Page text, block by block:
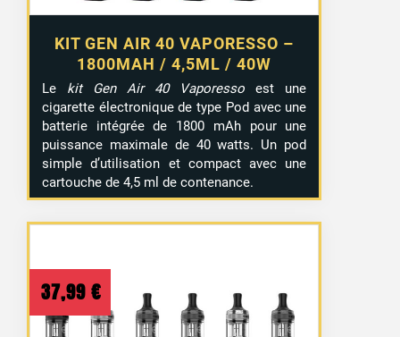
KIT GEN AIR 40 VAPORESSO –
1800MAH / 4,5ML / 40W
Le kit Gen Air 40 Vaporesso est une
cigarette électronique de type Pod avec une
batterie intégrée de 1800 mAh pour une
puissance maximale de 40 watts. Un pod
simple d’utilisation et compact avec une
cartouche de 4,5 ml de contenance.
37,99 €